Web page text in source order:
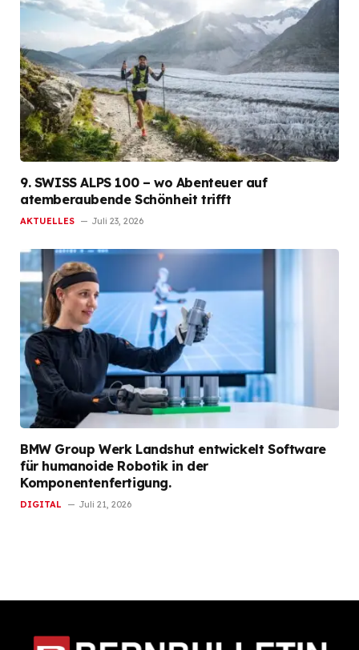
9. SWISS ALPS 100 – wo Abenteuer auf
atemberaubende Schönheit trifft
AKTUELLES Juli 23, 2026
BMW Group Werk Landshut entwickelt Software
für humanoide Robotik in der
Komponentenfertigung.
DIGITAL Juli 21, 2026